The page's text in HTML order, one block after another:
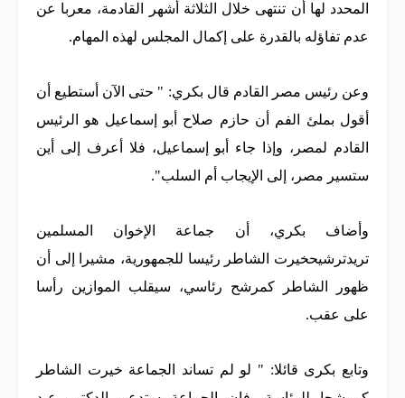
المحدد لها أن تنتهى خلال الثلاثة أشهر القادمة، معربا عن
عدم تفاؤله بالقدرة على إكمال المجلس لهذه المهام.
وعن رئيس مصر القادم قال بكري: " حتى الآن أستطيع أن
أقول بملئ الفم أن حازم صلاح أبو إسماعيل هو الرئيس
القادم لمصر، وإذا جاء أبو إسماعيل، فلا أعرف إلى أين
ستسير مصر، إلى الإيجاب أم السلب".
وأضاف بكري، أن جماعة الإخوان المسلمين
تريدترشيحخيرت الشاطر رئيسا للجمهورية، مشيرا إلى أن
ظهور الشاطر كمرشح رئاسي، سيقلب الموازين رأسا
على عقب.
وتابع بكرى قائلا: " لو لم تساند الجماعة خيرت الشاطر